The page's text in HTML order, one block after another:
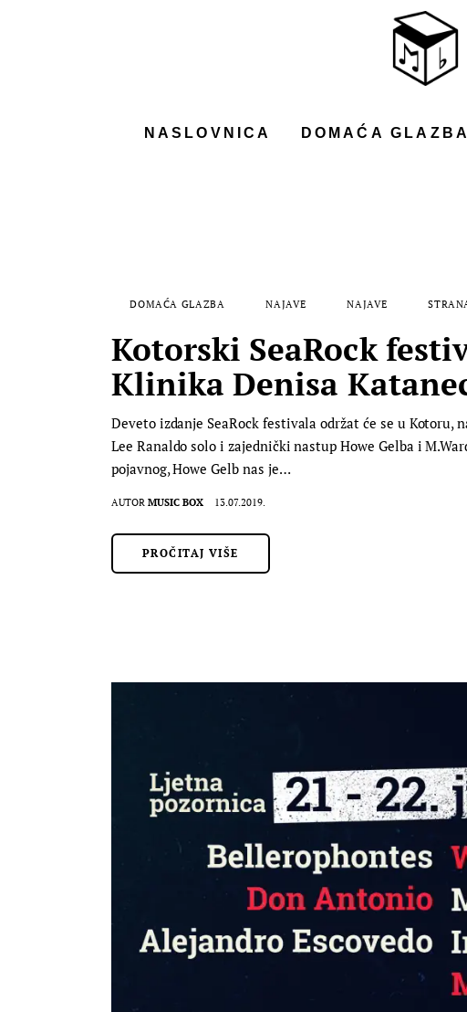
NASLOVNICA DOMAĆA GLAZBA
DOMAĆA GLAZBA NAJAVE NAJAVE
Kotorski SeaRock
Klinika Denisa
Deveto izdanje SeaRock festivala održat će se u
Lee Ranaldo solo i zajednički nastup Howe Gelba i
pojavnog, Howe Gelb nas je…
AUTOR MUSIC BOX 13.07.2019.
PROČITAJ VIŠE